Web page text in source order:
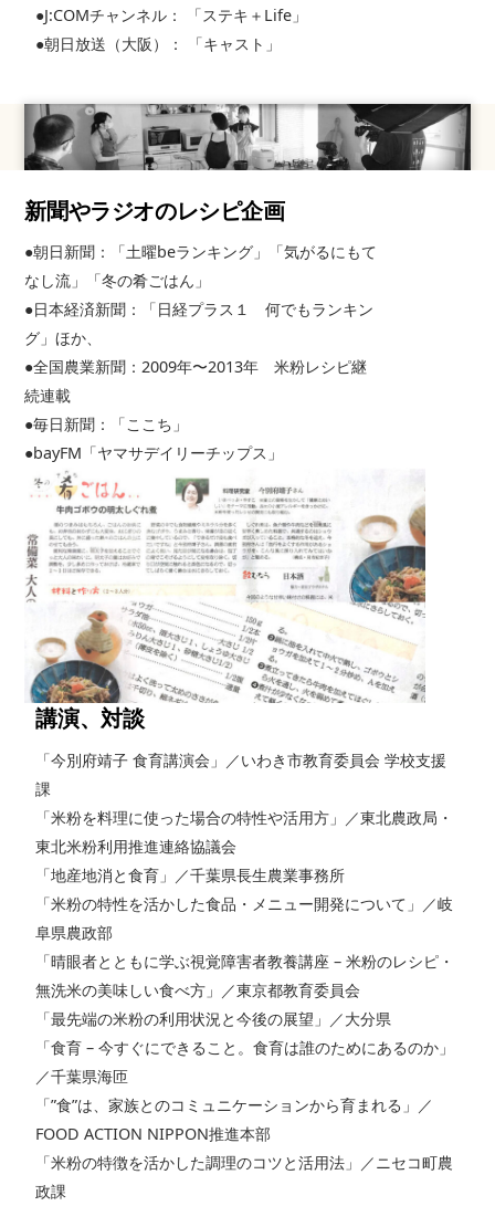
●J:COMチャンネル： 「ステキ＋Life」
●朝日放送（大阪）： 「キャスト」
新聞やラジオのレシピ企画
●朝日新聞：「土曜beランキング」「気がるにもて
なし流」「冬の肴ごはん」
●日本経済新聞：「日経プラス１ 何でもランキン
グ」ほか、
●全国農業新聞：2009年〜2013年 米粉レシピ継
続連載
●毎日新聞：「ここち」
●bayFM「ヤマサデイリーチップス」
講演、対談
「今別府靖子 食育講演会」／いわき市教育委員会 学校支援
課
「米粉を料理に使った場合の特性や活用方」／東北農政局・
東北米粉利用推進連絡協議会
「地産地消と食育」／千葉県長生農業事務所
「米粉の特性を活かした食品・メニュー開発について」／岐
阜県農政部
「晴眼者とともに学ぶ視覚障害者教養講座 – 米粉のレシピ・
無洗米の美味しい食べ方」／東京都教育委員会
「最先端の米粉の利用状況と今後の展望」／大分県
「食育 – 今すぐにできること。食育は誰のためにあるのか」
／千葉県海匝
「”食”は、家族とのコミュニケーションから育まれる」／
FOOD ACTION NIPPON推進本部
「米粉の特徴を活かした調理のコツと活用法」／ニセコ町農
政課